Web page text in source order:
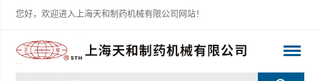
您好，欢迎进入上海天和制药机械有限公司网站！